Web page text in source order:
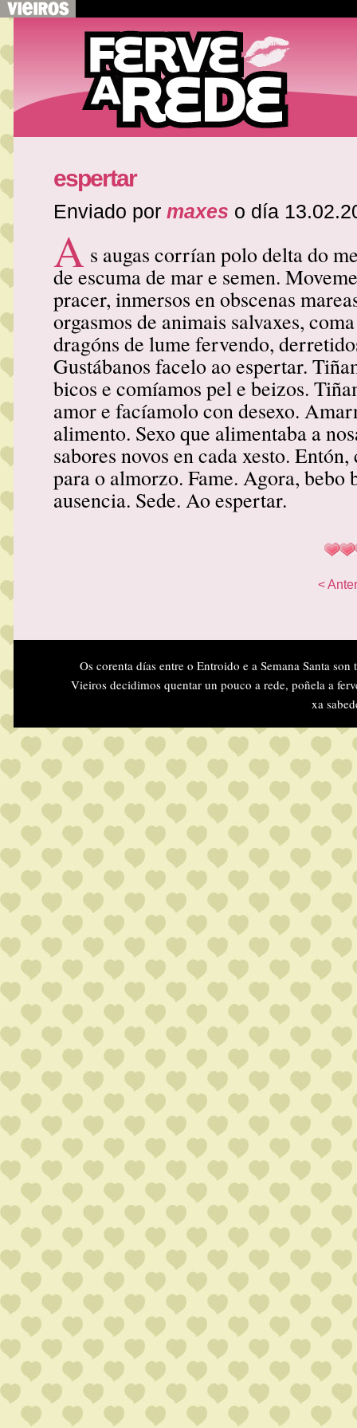
espertar
Enviado por maxes o día
A s augas corrían polo delta do
de escuma de mar e semen.
pracer, inmersos en obscenas
orgasmos de animais salvaxes,
dragóns de lume fervendo,
Gustábanos facelo ao espertar.
bicos e comíamos pel e beizos.
amor e facíamolo con desexo.
alimento. Sexo que alimentaba a
sabores novos en cada xesto.
para o almorzo. Fame. Agora, bebo
ausencia. Sede. Ao espertar.
<
Os corenta días entre o Entroido e a Semana Santa
Vieiros decidimos quentar un pouco a rede, poñela a
xa